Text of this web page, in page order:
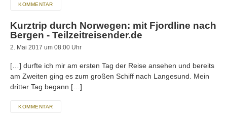
KOMMENTAR
Kurztrip durch Norwegen: mit Fjordline nach
Bergen - Teilzeitreisender.de
2. Mai 2017 um 08:00 Uhr
[…] durfte ich mir am ersten Tag der Reise ansehen und bereits
am Zweiten ging es zum großen Schiff nach Langesund. Mein
dritter Tag begann […]
KOMMENTAR